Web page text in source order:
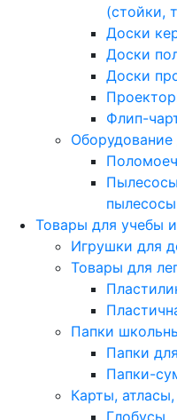
(стойки,
Доски
Доски
Доски
Флип-
пылесосы
Товары для учебы
Игрушки для
Товары для
Папки
Папки
Папки-
Карты,
Глобусы